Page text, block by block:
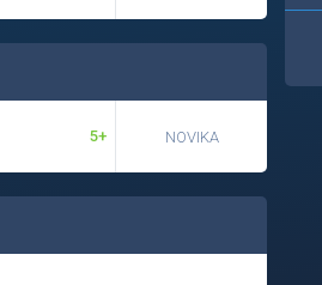
5+ NOVIKA